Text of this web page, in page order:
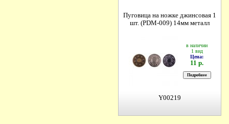
Пуговица на ножке джинсовая 1
шт. (PDM-009) 14мм металл
в наличии
1 вид
Цена:
11 р.
Y00219